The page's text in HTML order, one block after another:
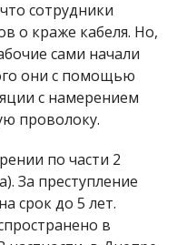
они с помощью
с намерением
проволоку.
по части 2
За преступление
в
в Днепре
горячем”.